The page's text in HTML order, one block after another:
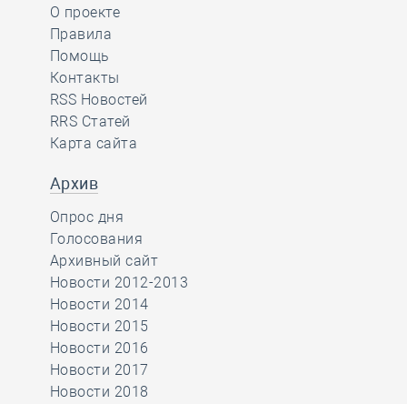
О проекте
Правила
Помощь
Контакты
RSS Новостей
RRS Статей
Карта сайта
Архив
Опрос дня
Голосования
Архивный сайт
Новости 2012-2013
Новости 2014
Новости 2015
Новости 2016
Новости 2017
Новости 2018